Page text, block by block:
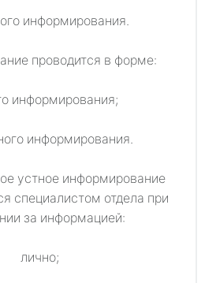
информирования.
проводится в форме:
информирования;
информирования.
устное информирование
специалистом отдела при
за информацией:
лично;